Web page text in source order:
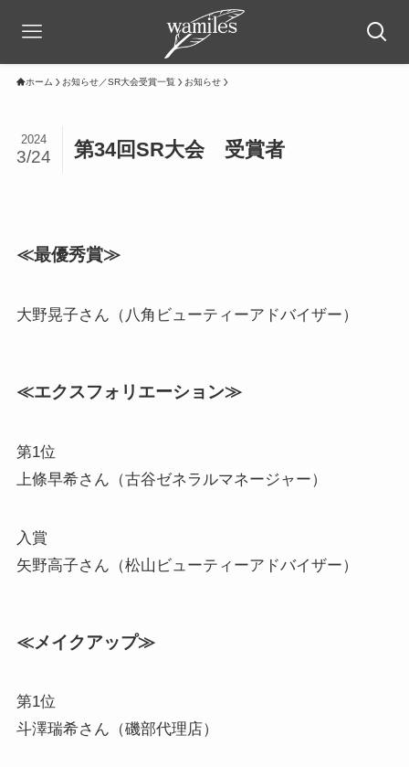
ホーム お知らせ／SR大会受賞一覧 お知らせ
第34回SR大会 受賞者
2024
3/24
≪最優秀賞≫
大野晃子さん（八角ビューティーアドバイザー）
≪エクスフォリエーション≫
第1位
上條早希さん（古谷ゼネラルマネージャー）
入賞
矢野高子さん（松山ビューティーアドバイザー）
≪メイクアップ≫
第1位
斗澤瑞希さん（磯部代理店）